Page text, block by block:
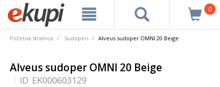
0
Početna stranica Sudoperi Alveus sudoper OMNI 20 Beige
Alveus sudoper OMNI 20 Beige
ID EK000603129